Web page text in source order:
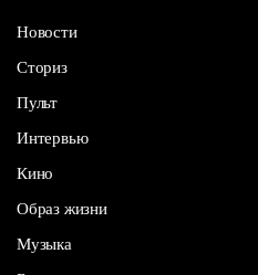
Новости
Сториз
Пульт
Интервью
Кино
Образ жизни
Музыка